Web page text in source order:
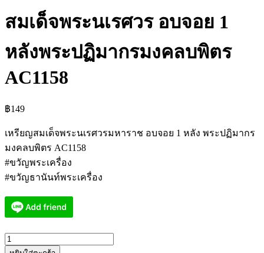
สมเด็จพระนเรศวร อบจอย 1
หลังพระปฏิมากรมงคลบพิตร
AC1158
฿149
เหรียญสมเด็จพระนเรศวรมหาราช อบจอย 1 หลัง พระปฏิมากร
มงคลบพิตร AC1158
#ขวัญพระเครื่อง
#ขวัญธานันท์พระเครื่อง
จำนวน